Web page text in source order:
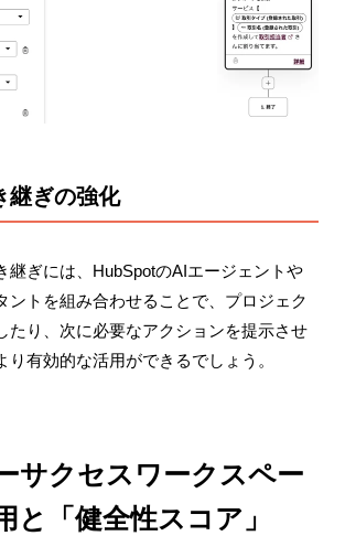
継ぎの強化
継ぎには、HubSpotのAIエージェントや
ントを組み合わせることで、プロジェク
たり、次に必要なアクションを提示させ
り有効的な活用ができるでしょう。
サクセスワークスペー
と「健全性スコア」